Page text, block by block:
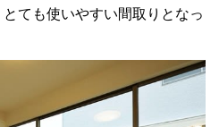
ても使いやすい間取りとなっ